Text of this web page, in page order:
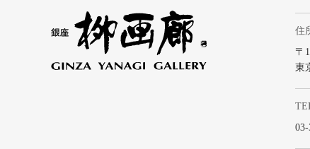
住
〒
東